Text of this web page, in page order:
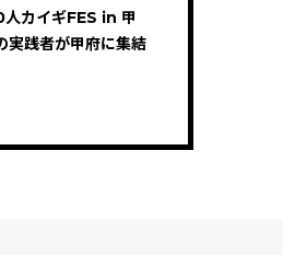
カイギFES in 甲
践者が甲府に集結